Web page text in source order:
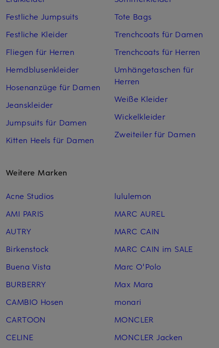
Festliche Jumpsuits
Festliche Kleider
Fliegen für Herren
Hemdblusenkleider
Hosenanzüge für Damen
Jeanskleider
Jumpsuits für Damen
Kitten Heels für Damen
Tote Bags
Trenchcoats für Damen
Trenchcoats für Herren
Umhängetaschen für
Herren
Weiße Kleider
Wickelkleider
Zweiteiler für Damen
Weitere Marken
Acne Studios
AMI PARIS
AUTRY
Birkenstock
Buena Vista
BURBERRY
CAMBIO Hosen
CARTOON
CELINE
lululemon
MARC AUREL
MARC CAIN
MARC CAIN im SALE
Marc O'Polo
Max Mara
monari
MONCLER
MONCLER Jacken